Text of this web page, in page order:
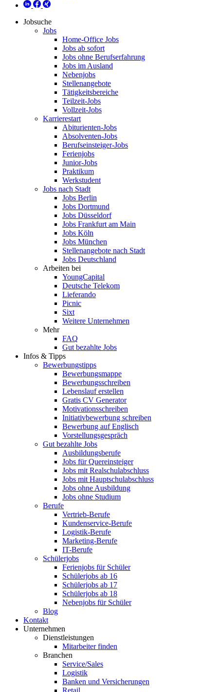
Jobsuche
Jobs
Home-Office Jobs
Jobs ab sofort
Jobs ohne Berufserfahrung
Jobs im Ausland
Nebenjobs
Stellenangebote
Tätigkeitsbereiche
Teilzeit-Jobs
Vollzeit-Jobs
Karrierestart
Abiturienten-Jobs
Absolventen-Jobs
Berufseinsteiger-Jobs
Ferienjobs
Junior-Jobs
Praktikum
Werkstudent
Jobs nach Stadt
Jobs Berlin
Jobs Dortmund
Jobs Düsseldorf
Jobs Frankfurt am Main
Jobs Köln
Jobs München
Stellenangebote nach Stadt
Jobs Deutschland
Arbeiten bei
YoungCapital
Deutsche Telekom
Lieferando
Picnic
Sixt
Weitere Unternehmen
Mehr
FAQ
Gut bezahlte Jobs
Infos & Tipps
Bewerbungstipps
Bewerbungsmappe
Bewerbungsschreiben
Lebenslauf erstellen
Gratis CV Generator
Motivationsschreiben
Initiativbewerbung schreiben
Bewerbung auf Englisch
Vorstellungsgespräch
Gut bezahlte Jobs
Ausbildungsberufe
Jobs für Quereinsteiger
Jobs mit Realschulabschluss
Jobs mit Hauptschulabschluss
Jobs ohne Ausbildung
Jobs ohne Studium
Berufe
Vertrieb-Berufe
Kundenservice-Berufe
Logistik-Berufe
Marketing-Berufe
IT-Berufe
Schülerjobs
Ferienjobs für Schüler
Schülerjobs ab 16
Schülerjobs ab 17
Schülerjobs ab 18
Nebenjobs für Schüler
Blog
Kontakt
Unternehmen
Dienstleistungen
Mitarbeiter finden
Branchen
Service/Sales
Logistik
Banken und Versicherungen
Retail